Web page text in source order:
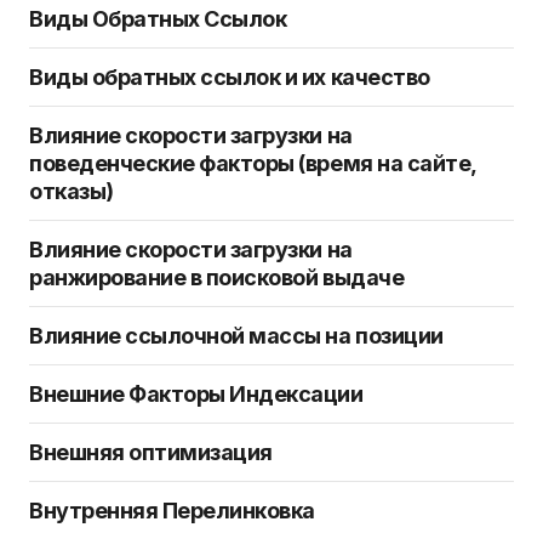
Виды Обратных Ссылок
Виды обратных ссылок и их качество
Влияние скорости загрузки на
поведенческие факторы (время на сайте,
отказы)
Влияние скорости загрузки на
ранжирование в поисковой выдаче
Влияние ссылочной массы на позиции
Внешние Факторы Индексации
Внешняя оптимизация
Внутренняя Перелинковка